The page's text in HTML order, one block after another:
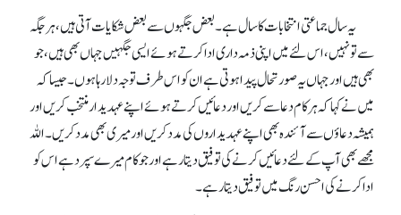
یہ سال جماعتی انتخابات کا سال ہے۔ بعض جگہوں سے بعض شکایات آتی ہیں، ہر جگہ
سے تو نہیں، اس لئے میں اپنی ذمہ داری ادا کرتے ہوئے ایسی جگہیں جہاں بھی ہیں، جو
بھی ہیں اور جہاں یہ صورتحال پیدا ہوتی ہے ان کو اس طرف توجہ دلا رہا ہوں۔ جیسا کہ
میں نے کہا کہ ہر کام دعا سے کریں اور دعائیں کرتے ہوئے اپنے عہدیدار منتخب کریں اور
ہمیشہ دعاؤں سے آئندہ بھی اپنے عہدیداروں کی مدد کریں اور میری بھی مدد کریں۔ اللہ
مجھے بھی آپ کے لئے دعائیں کرنے کی توفیق دیتا رہے اور جو کام میرے سپرد ہے اس کو
ادا کرنے کی احسن رنگ میں توفیق دیتا رہے۔